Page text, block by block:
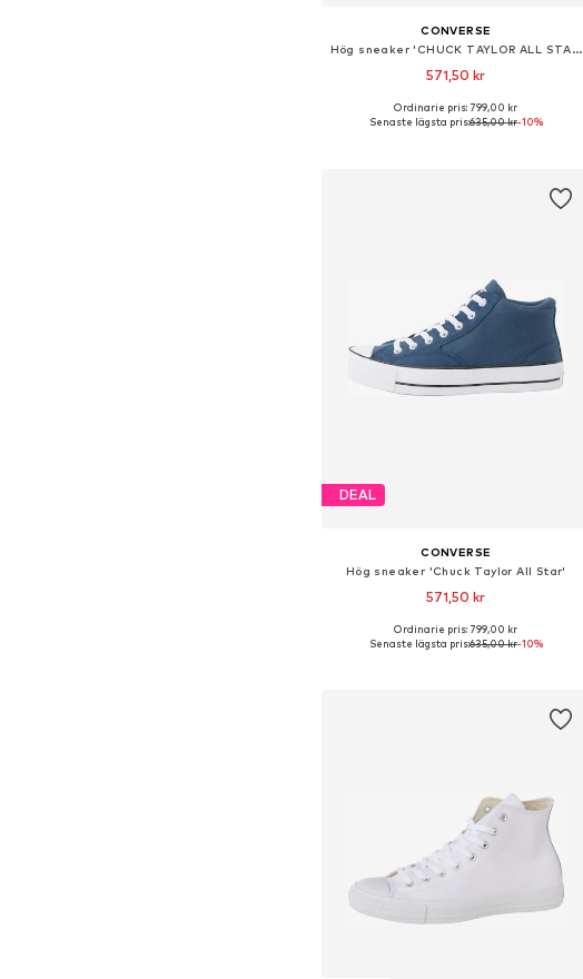
CONVERSE
Hög sneaker 'CHUCK TAYLOR ALL STAR MALDEN STREET'
571,50 kr
Tillgänglig i många storlekar
Ordinarie pris: 799,00 kr
Senaste lägsta pris:635,00 kr-10%
DEAL
CONVERSE
Hög sneaker 'Chuck Taylor All Star'
571,50 kr
Tillgänglig i många storlekar
Ordinarie pris: 799,00 kr
Senaste lägsta pris:635,00 kr-10%